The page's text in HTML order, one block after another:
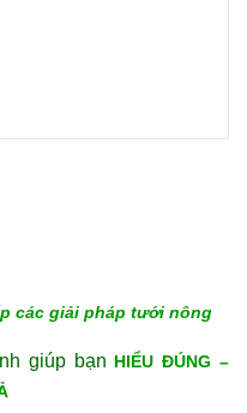
các giải pháp tưới nông
giúp bạn HIỂU ĐÚNG –